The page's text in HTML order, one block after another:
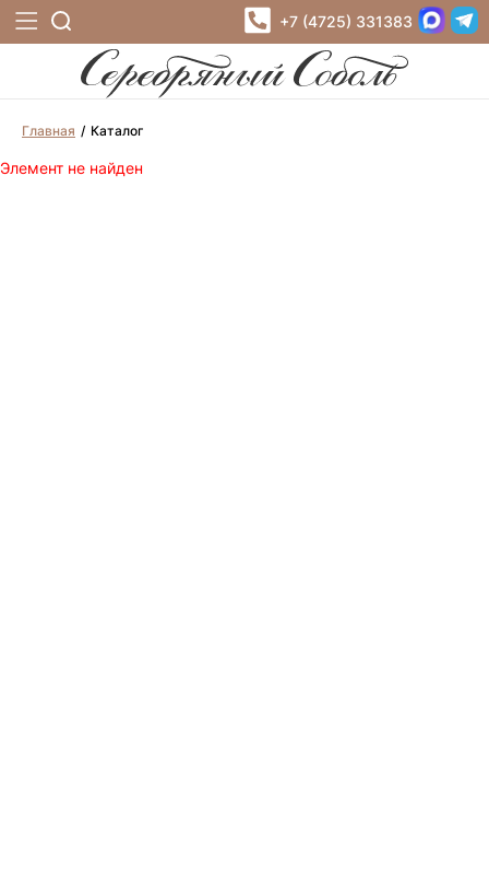
+7 (4725) 331383
Главная Каталог
Элемент не найден